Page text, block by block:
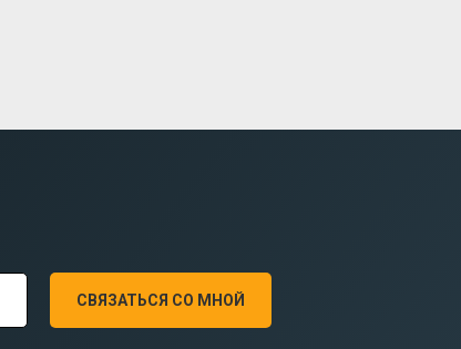
СВЯЗАТЬСЯ СО МНОЙ